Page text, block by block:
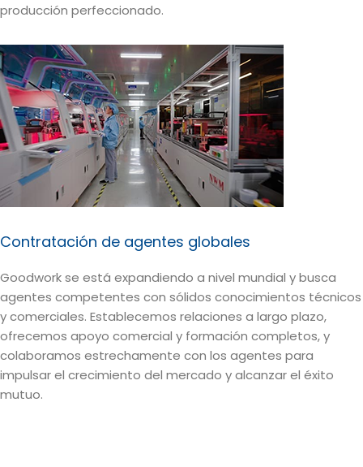
producción perfeccionado.
Contratación de agentes globales
Goodwork se está expandiendo a nivel mundial y busca
agentes competentes con sólidos conocimientos técnicos
y comerciales. Establecemos relaciones a largo plazo,
ofrecemos apoyo comercial y formación completos, y
colaboramos estrechamente con los agentes para
impulsar el crecimiento del mercado y alcanzar el éxito
mutuo.